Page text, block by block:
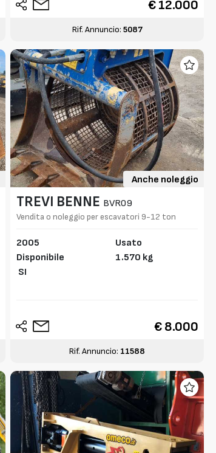
€ 12.000
Rif. Annuncio: 5087
Anche noleggio
TREVI BENNE BVR09
Vendita o noleggio per escavatori 9-12 ton
2005
Disponibile
SI
Usato
1.570 kg
€ 8.000
Rif. Annuncio: 11588